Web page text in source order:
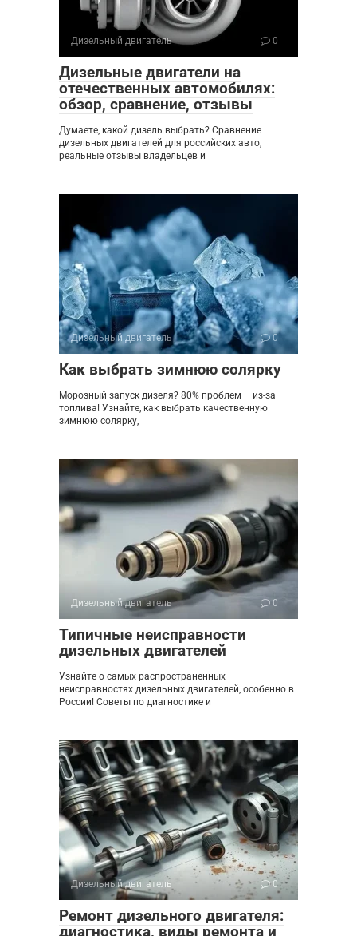
Дизельный двигатель 0
Дизельные двигатели на
отечественных автомобилях:
обзор, сравнение, отзывы
Думаете, какой дизель выбрать? Сравнение
дизельных двигателей для российских авто,
реальные отзывы владельцев и
Дизельный двигатель 0
Как выбрать зимнюю солярку
Морозный запуск дизеля? 80% проблем – из-за
топлива! Узнайте, как выбрать качественную
зимнюю солярку,
Дизельный двигатель 0
Типичные неисправности
дизельных двигателей
Узнайте о самых распространенных
неисправностях дизельных двигателей, особенно в
России! Советы по диагностике и
Дизельный двигатель 0
Ремонт дизельного двигателя:
диагностика, виды ремонта и